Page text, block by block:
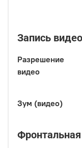
Запись видео
Разрешение
видео
Зум (видео)